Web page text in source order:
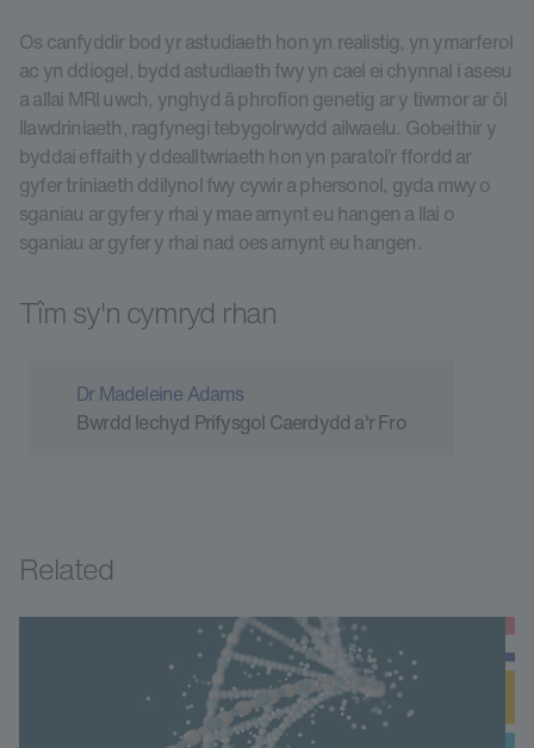
Os canfyddir bod yr astudiaeth hon yn realistig, yn ymarferol
ac yn ddiogel, bydd astudiaeth fwy yn cael ei chynnal i asesu
a allai MRI uwch, ynghyd â phrofion genetig ar y tiwmor ar ôl
llawdriniaeth, ragfynegi tebygolrwydd ailwaelu. Gobeithir y
byddai effaith y ddealltwriaeth hon yn paratoi’r ffordd ar
gyfer triniaeth ddilynol fwy cywir a phersonol, gyda mwy o
sganiau ar gyfer y rhai y mae arnynt eu hangen a llai o
sganiau ar gyfer y rhai nad oes arnynt eu hangen.
Tîm sy'n cymryd rhan
Dr Madeleine Adams
Bwrdd Iechyd Prifysgol Caerdydd a'r Fro
Related